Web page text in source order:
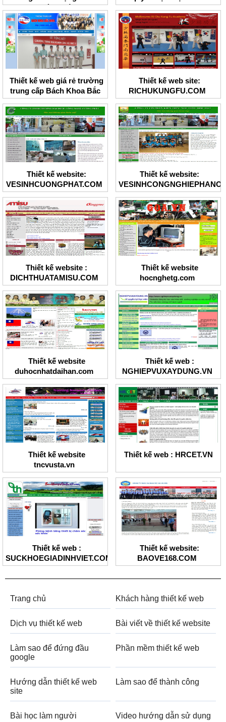
ngoài uy tín
Thiết kế web giá rẻ trường
trung cấp Bách Khoa Bắc
Ninh
Thiết kế web site:
RICHUKUNGFU.COM
Thiết kế website:
VESINHCUONGPHAT.COM
Thiết kế website:
Thiết kế website :
DICHTHUATAMISU.COM
Thiết kế website
hocnghetg.com
Thiết kế website
duhocnhatdaihan.com
Thiết kế web :
NGHIEPVUXAYDUNG.VN
Thiết kế website
tncvusta.vn
Thiết kế web : HRCET.VN
Thiết kế web :
SUCKHOEGIADINHVIET.COM
Thiết kế website:
BAOVE168.COM
Trang chủ Khách hàng thiết kế web
Dịch vụ thiết kế web Bài viết về thiết kế website
Làm sao để đứng đầu
google
Phần mềm thiết kế web
Hướng dẫn thiết kế web
site
Làm sao để thành công
Bài học làm người Video hướng dẫn sử dụng